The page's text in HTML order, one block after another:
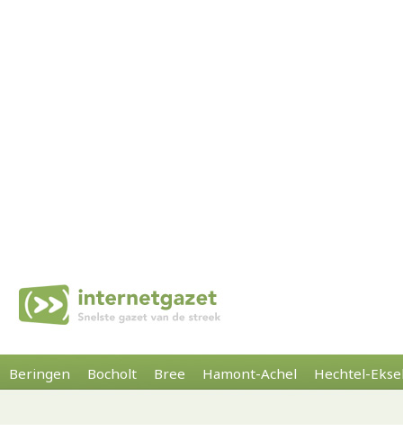
Beringen Bocholt Bree Hamont-Achel Hechtel-